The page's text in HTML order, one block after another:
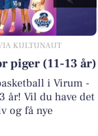
KULTUNAUT
piger (11-13 år)
i Virum -
år! Vil du have det
og få nye